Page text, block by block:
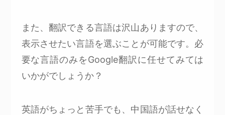
また、翻訳できる言語は沢山ありますので、
表示させたい言語を選ぶことが可能です。必
要な言語のみをGoogle翻訳に任せてみては
いかがでしょうか？
英語がちょっと苦手でも、中国語が話せなく